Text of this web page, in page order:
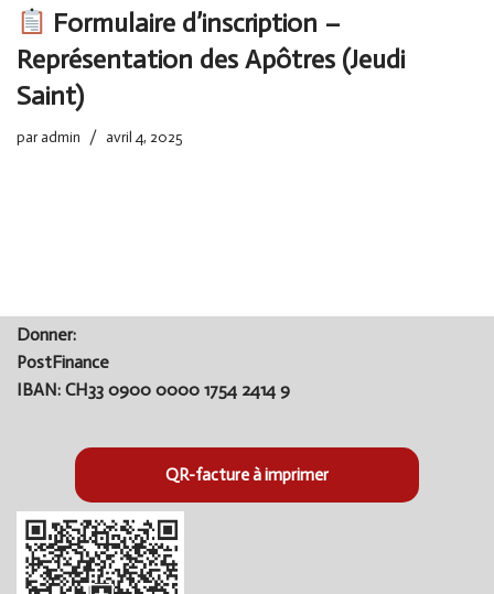
Formulaire d’inscription –
Représentation des Apôtres (Jeudi
Saint)
paradmin avril 4, 2025
Donner:
PostFinance
IBAN: CH33 0900 0000 1754 2414 9
QR-facture à imprimer